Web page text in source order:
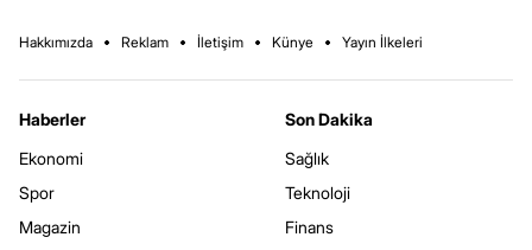
Hakkımızda Reklam İletişim Künye Yayın İlkeleri
Haberler
Ekonomi
Spor
Magazin
Son Dakika
Sağlık
Teknoloji
Finans